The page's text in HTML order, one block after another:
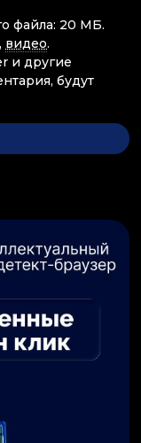
файла: 20 МБ.
, видео.
и другие
будут